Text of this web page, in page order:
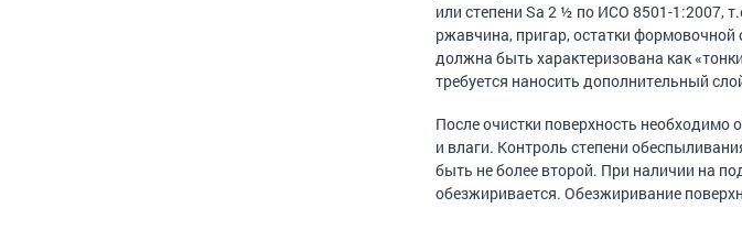
или степени Sa 2 ½ по ИСО 8501-1:2007,
ржавчина, пригар, остатки
должна быть характеризована как
требуется наносить дополнительный
После очистки поверхность
и влаги. Контроль степени
быть не более второй. При наличии на
обезжиривается. Обезжиривание